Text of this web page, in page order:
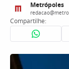
Metrópoles
Compartilhe: